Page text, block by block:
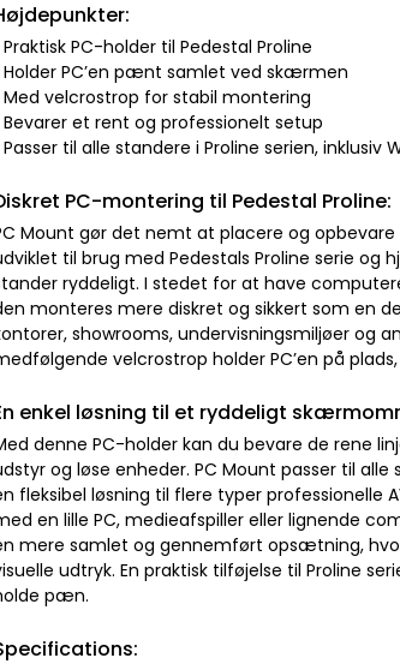
Praktisk PC-holder til Pedestal Proline
Holder PC’en pænt samlet ved skærmen
Med velcrostrop for stabil montering
Bevarer et rent og professionelt setup
Passer til alle standere i Proline serien, inklusiv
PC-montering til Pedestal Proline:
Mount gør det nemt at placere og
til brug med Pedestals Proline serie
ryddeligt. I stedet for at have
monteres mere diskret og sikkert som en
showrooms, undervisningsmiljøer og
velcrostrop holder PC’en på
enkel løsning til et ryddeligt
denne PC-holder kan du bevare de rene
og løse enheder. PC Mount passer til
fleksibel løsning til flere typer
en lille PC, medieafspiller eller lignende
mere samlet og gennemført opsætning,
udtryk. En praktisk tilføjelse til Proline
pæn.